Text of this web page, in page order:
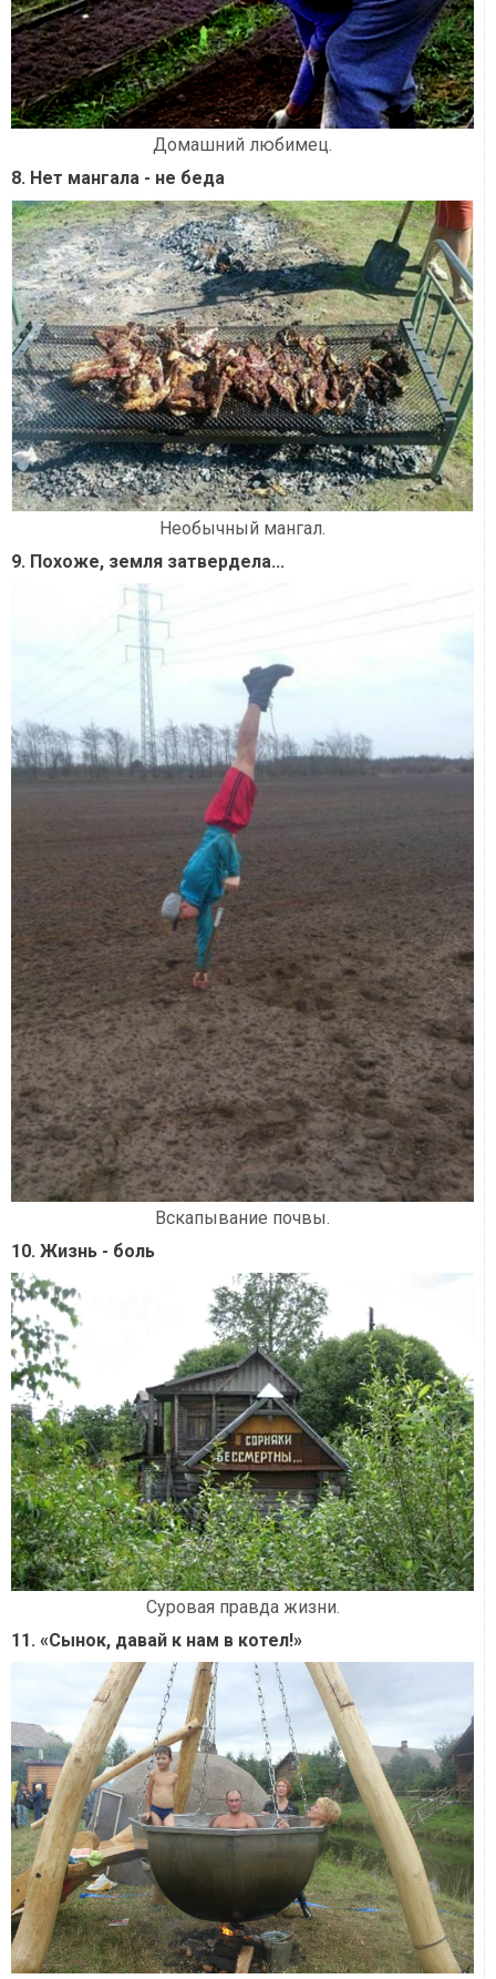
Домашний любимец.
8. Нет мангала - не беда
Необычный мангал.
9. Похоже, земля затвердела...
Вскапывание почвы.
10. Жизнь - боль
Суровая правда жизни.
11. «Сынок, давай к нам в котел!»